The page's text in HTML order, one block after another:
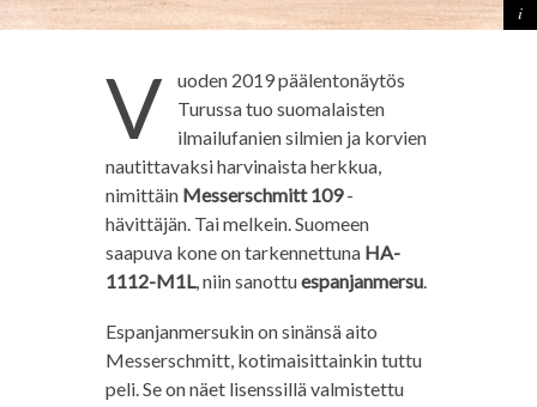
V
uoden 2019 päälentonäytös
Turussa tuo suomalaisten
ilmailufanien silmien ja korvien
nautittavaksi harvinaista herkkua,
nimittäin Messerschmitt 109-
hävittäjän. Tai melkein. Suomeen
saapuva kone on tarkennettuna HA-
1112-M1L, niin sanottuespanjanmersu.
Espanjanmersukin on sinänsä aito
Messerschmitt, kotimaisittainkin tuttu
peli. Se on näet lisenssillä valmistettu